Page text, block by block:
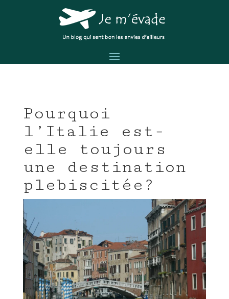
Pourquoi
l’Italie est-
elle toujours
une destination
plebiscitée?